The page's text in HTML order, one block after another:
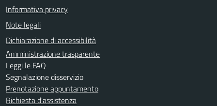
Informativa privacy
Note legali
Dichiarazione di accessibilità
Amministrazione trasparente
Leggi le FAQ
Segnalazione disservizio
Prenotazione appuntamento
Richiesta d'assistenza